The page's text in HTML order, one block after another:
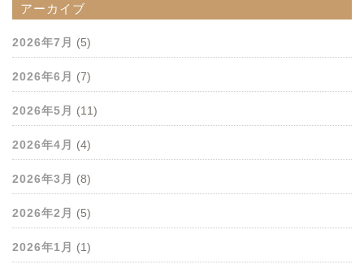
アーカイブ
2026年7月 (5)
2026年6月 (7)
2026年5月 (11)
2026年4月 (4)
2026年3月 (8)
2026年2月 (5)
2026年1月 (1)